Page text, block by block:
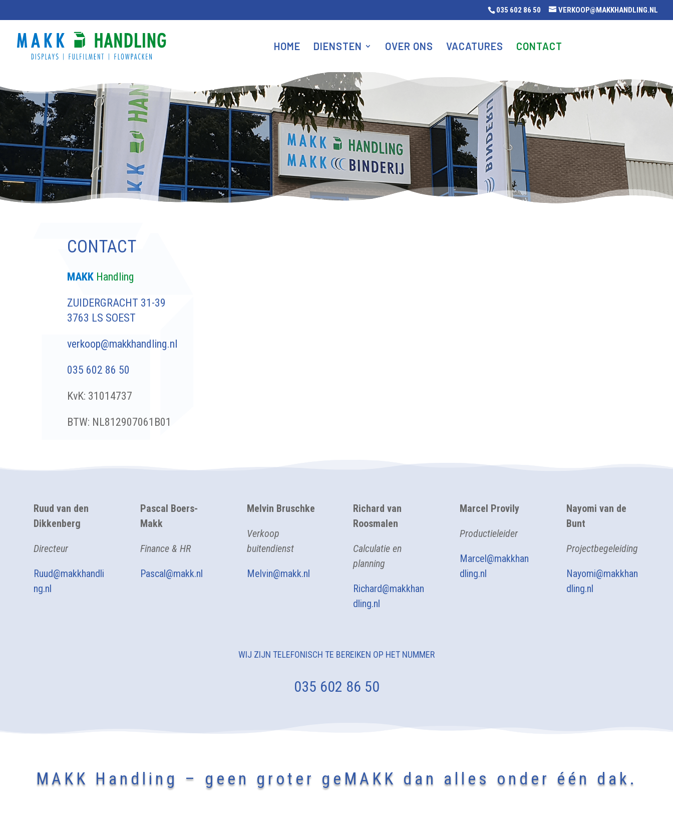
035 602 86 50 VERKOOP@MAKKHANDLING.NL
HOME DIENSTEN OVER ONS VACATURES CONTACT
CONTACT
MAKK Handling
ZUIDERGRACHT 31-39
3763 LS SOEST
verkoop@makkhandling.nl
035 602 86 50
KvK: 31014737
BTW: NL812907061B01
Ruud van den
Dikkenberg
Directeur
Ruud@makkhandli
ng.nl
Pascal Boers-
Makk
Finance & HR
Pascal@makk.nl
Melvin Bruschke
Verkoop
buitendienst
Melvin@makk.nl
Richard van
Roosmalen
Calculatie en
planning
Richard@makkhan
dling.nl
Marcel Provily
Productieleider
Marcel@makkhan
dling.nl
Nayomi van de
Bunt
Projectbegeleiding
Nayomi@makkhan
dling.nl
WIJ ZIJN TELEFONISCH TE BEREIKEN OP HET NUMMER
035 602 86 50
MAKK Handling – geen groter geMAKK dan alles onder één dak.